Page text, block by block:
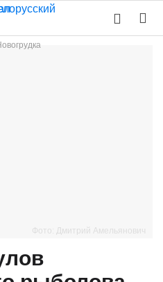
Фото: Дмитрий Амельянович